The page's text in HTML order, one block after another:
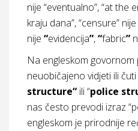
nije “eventualno”, “at the
kraju dana”, “censure”
nije “evidencija”,“fabric”
Na engleskom govornom
neuobičajeno vidjeti ili čuti
structure“ ili “police
nas često prevodi izraz
engleskom je prirodnije